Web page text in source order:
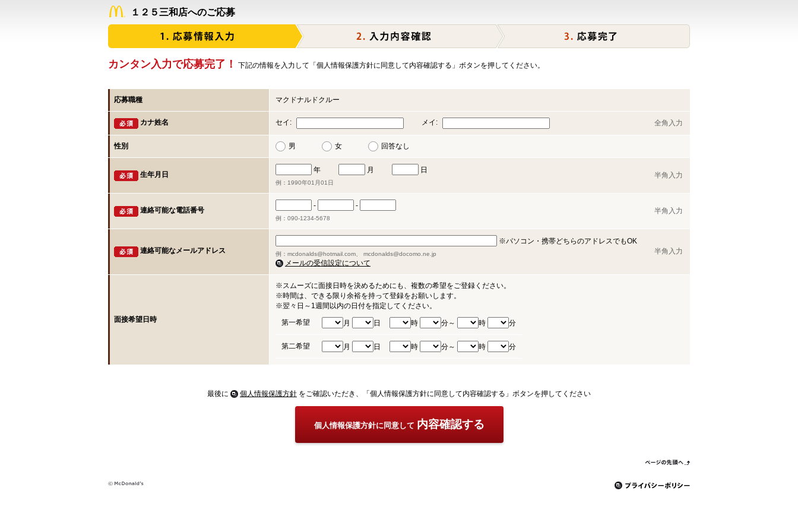
１２５三和店へのご応募
カンタン入力で応募完了！ 下記の情報を入力して「個人情報保護方針に同意して内容確認する」ボタンを押してください。
応募職種 マクドナルドクルー
カナ姓名 セイ: メイ: 全角入力
性別 男 女 回答なし
生年月日
年 月 日
例：1990年01月01日
半角入力
連絡可能な電話番号
- -
例：090-1234-5678
半角入力
連絡可能なメールアドレス
※パソコン・携帯どちらのアドレスでもOK
例：mcdonalds@hotmail.com、 mcdonalds@docomo.ne.jp
メールの受信設定について
半角入力
面接希望日時
※スムーズに面接日時を決めるためにも、複数の希望をご登録ください。
※時間は、できる限り余裕を持って登録をお願いします。
※翌々日～1週間以内の日付を指定してください。
第一希望
月 日 時 分～ 時 分
第二希望 月 日 時 分～ 時 分
最後に 個人情報保護方針 をご確認いただき、「個人情報保護方針に同意して内容確認する」ボタンを押してください
個人情報保護方針に同意して 内容確認する